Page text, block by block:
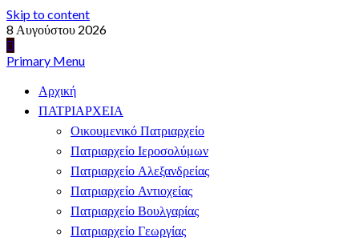
Skip to content
8 Αυγούστου 2026
Primary Menu
Αρχική
ΠΑΤΡΙΑΡΧΕΙΑ
Οικουμενικό Πατριαρχείο
Πατριαρχείο Ιεροσολύμων
Πατριαρχείο Αλεξανδρείας
Πατριαρχείο Αντιοχείας
Πατριαρχείο Βουλγαρίας
Πατριαρχείο Γεωργίας